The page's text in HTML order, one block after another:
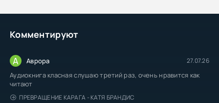
Комментируют
А Аврора 27.07.26
Аудиокнига класная слушаю третий раз, очень нравится как
читают
ПРЕВРАЩЕНИЕ КАРАГА - КАТЯ БРАНДИС